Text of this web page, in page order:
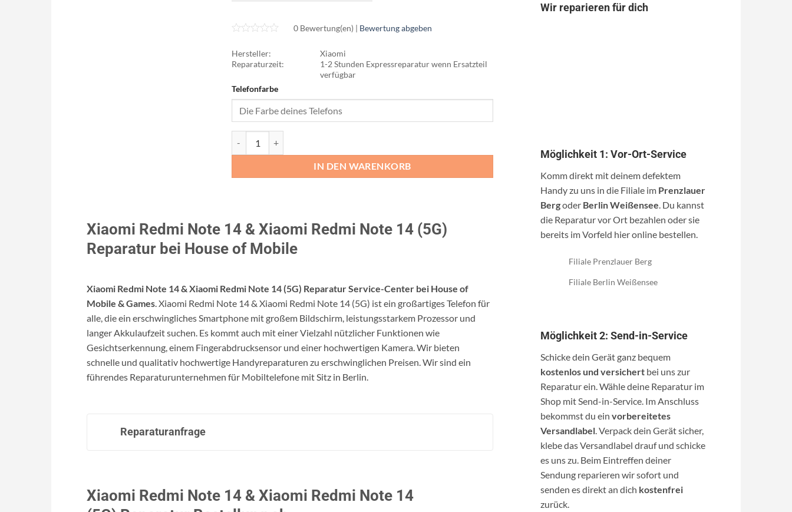
0 Bewertung(en) | Bewertung abgeben
Hersteller:
Xiaomi
Reparaturzeit:
1-2 Stunden Expressreparatur wenn Ersatzteil
verfügbar
Telefonfarbe
IN DEN WARENKORB
Xiaomi Redmi Note 14 & Xiaomi Redmi Note 14 (5G)
Reparatur bei House of Mobile
Xiaomi Redmi Note 14 & Xiaomi Redmi Note 14 (5G) Reparatur Service-Center bei House of
Mobile & Games. Xiaomi Redmi Note 14 & Xiaomi Redmi Note 14 (5G) ist ein großartiges Telefon für
alle, die ein erschwingliches Smartphone mit großem Bildschirm, leistungsstarkem Prozessor und
langer Akkulaufzeit suchen. Es kommt auch mit einer Vielzahl nützlicher Funktionen wie
Gesichtserkennung, einem Fingerabdrucksensor und einer hochwertigen Kamera. Wir bieten
schnelle und qualitativ hochwertige Handyreparaturen zu erschwinglichen Preisen. Wir sind ein
führendes Reparaturunternehmen für Mobiltelefone mit Sitz in Berlin.
Reparaturanfrage
Xiaomi Redmi Note 14 & Xiaomi Redmi Note 14
Wir reparieren für dich
Möglichkeit 1: Vor-Ort-Service
Komm direkt mit deinem defektem
Handy zu uns in die Filiale im Prenzlauer
Bergoder Berlin Weißensee . Du kannst
die Reparatur vor Ort bezahlen oder sie
bereits im Vorfeld hier online bestellen.
Filiale Prenzlauer Berg
Filiale Berlin Weißensee
Möglichkeit 2: Send-in-Service
Schicke dein Gerät ganz bequem
kostenlos und versichert bei uns zur
Reparatur ein. Wähle deine Reparatur im
Shop mit Send-in-Service. Im Anschluss
bekommst du ein vorbereitetes
Versandlabel . Verpack dein Gerät sicher,
klebe das Versandlabel drauf und schicke
es uns zu. Beim Eintreffen deiner
Sendung reparieren wir sofort und
senden es direkt an dich kostenfrei
zurück.